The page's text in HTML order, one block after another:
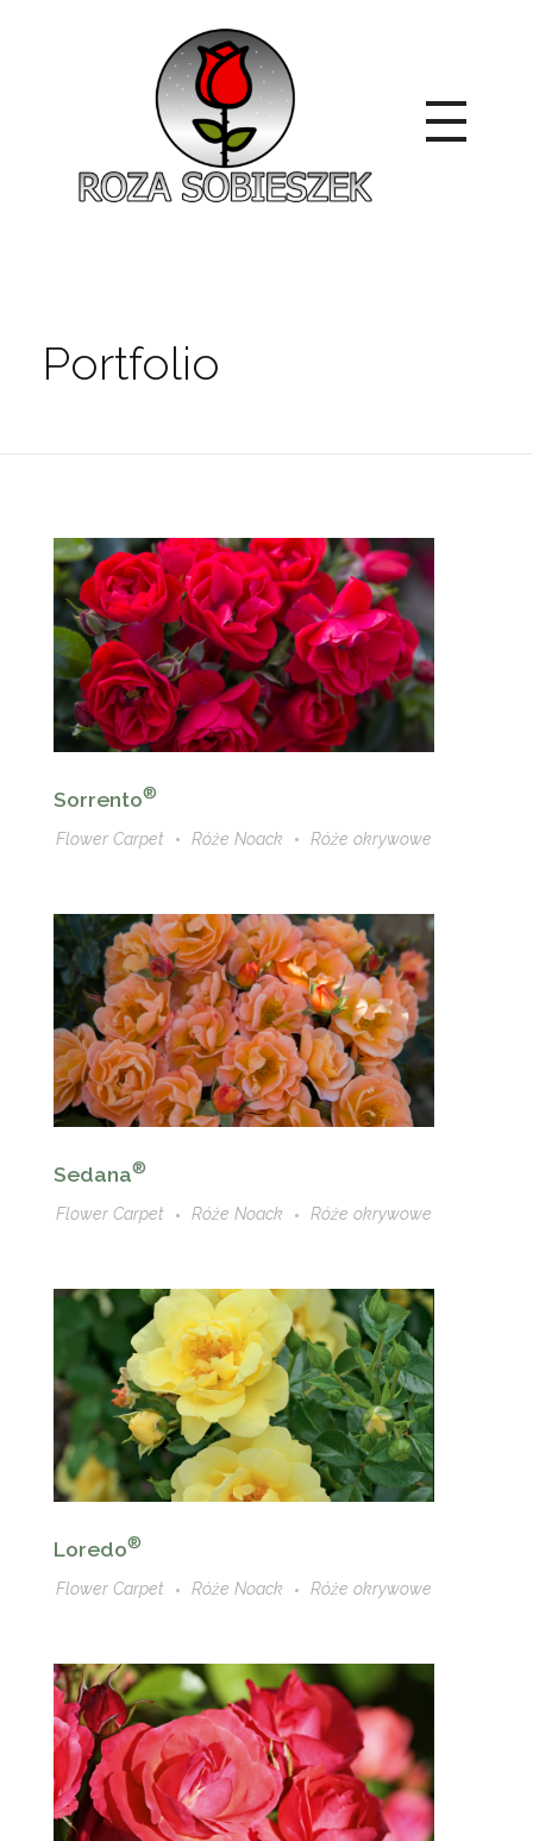
Portfolio
Sorrento®
Flower Carpet Róże Noack Róże okrywowe
Sedana®
Flower Carpet Róże Noack Róże okrywowe
Loredo®
Flower Carpet Róże Noack Róże okrywowe